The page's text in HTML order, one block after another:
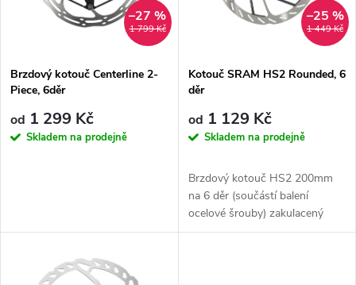
p
r
u
s
p
r
d
1 799 Kč
–27 %
Brzdový kotouč Centerline 2-
Piece, 6děr
od 1 299 Kč
Skladem na prodejně
1 449 Kč
–25 %
Kotouč SRAM HS2 Rounded, 6
děr
od 1 129 Kč
Skladem na prodejně
Brzdový kotouč HS2 200mm
na 6 děr (součástí balení
ocelové šrouby) zakulacený